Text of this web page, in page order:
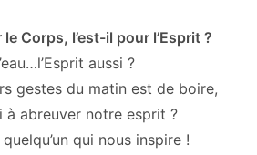
Corps, l’est-il pour l’Esprit ?
aussi ?
gestes du matin est de boire,
à abreuver notre esprit ?
qui nous inspire !